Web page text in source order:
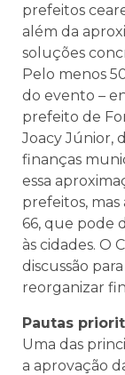
prefeitos
além da
soluções
Pelo menos
do evento –
prefeito de
Joacy Júnior,
finanças
essa
prefeitos,
66, que pode
às cidades. O
discussão
reorganizar
Pautas
Uma das
a aprovação